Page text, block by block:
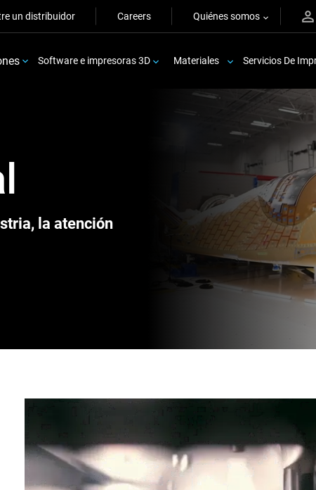
un distribuidor Careers Quiénes somos
Software e impresoras 3D Materiales Servicios De
la atención